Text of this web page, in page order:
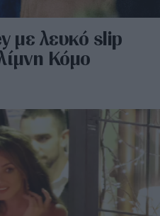
με λευκό slip
Κόμο